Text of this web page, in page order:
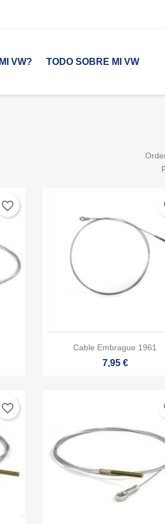
VW? TODO SOBRE MI VW
favorite_border
 Vista rápida
Cable Embrague 1961
7,95 €
favorite_border